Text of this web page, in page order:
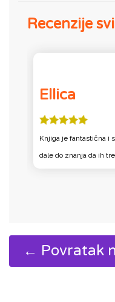
Recenzije
Ellica
Knjiga je fantastična i
dale do znanja da ih
← Povratak